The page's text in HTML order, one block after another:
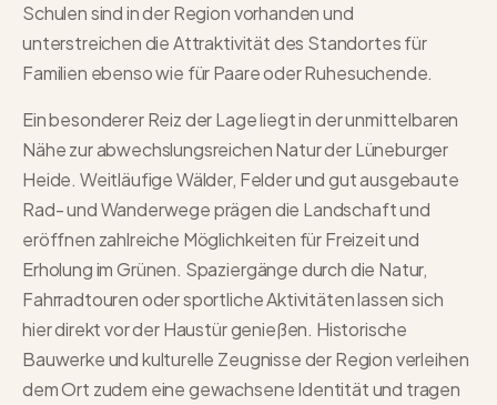
Schulen sind in der Region vorhanden und
unterstreichen die Attraktivität des Standortes für
Familien ebenso wie für Paare oder Ruhesuchende.
Ein besonderer Reiz der Lage liegt in der unmittelbaren
Nähe zur abwechslungsreichen Natur der Lüneburger
Heide. Weitläufige Wälder, Felder und gut ausgebaute
Rad- und Wanderwege prägen die Landschaft und
eröffnen zahlreiche Möglichkeiten für Freizeit und
Erholung im Grünen. Spaziergänge durch die Natur,
Fahrradtouren oder sportliche Aktivitäten lassen sich
hier direkt vor der Haustür genießen. Historische
Bauwerke und kulturelle Zeugnisse der Region verleihen
dem Ort zudem eine gewachsene Identität und tragen